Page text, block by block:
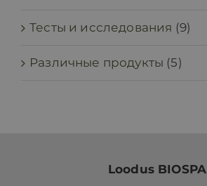
Тесты и исследования (9)
Различные продукты (5)
Loodus BIOSPA